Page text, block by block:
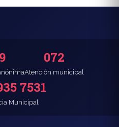
072
Atención municipal
7531
Municipal